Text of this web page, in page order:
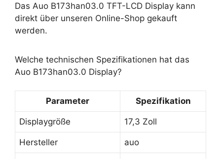
Das Auo B173han03.0 TFT-LCD Display kann
direkt über unseren Online-Shop gekauft
werden.
Welche technischen Spezifikationen hat das
Auo B173han03.0 Display?
Parameter Spezifikation
Displaygröße 17,3 Zoll
Hersteller auo